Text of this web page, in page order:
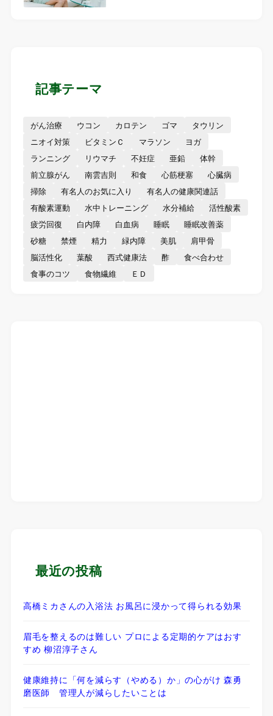
記事テーマ
がん治療 ウコン カロテン ゴマ
タウリン
ニオイ対策
ビタミンＣ マラソン
ヨガ
ランニング
リウマチ 不妊症 亜鉛
体幹
前立腺がん
南雲吉則 和食 心筋梗塞
心臓病
掃除
有名人のお気に入り
有名人の健康関連話
有酸素運動
水中トレーニング 水分補給
活性酸素
疲労回復
白内障 白血病 睡眠
睡眠改善薬
砂糖
禁煙 精力 緑内障 美肌
肩甲骨
脳活性化
葉酸 西式健康法 酢
食べ合わせ
食事のコツ
食物繊維 ＥＤ
最近の投稿
高橋ミカさんの入浴法 お風呂に浸かって得られる効果
眉毛を整えるのは難しい プロによる定期的ケアはおす
すめ 柳沼淳子さん
健康維持に「何を減らす（やめる）か」の心がけ 森勇
磨医師 管理人が減らしたいことは